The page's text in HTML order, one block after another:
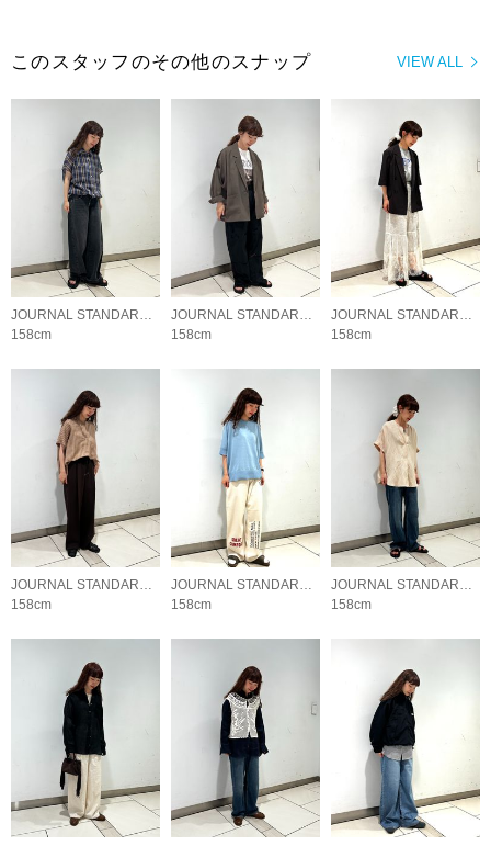
VIEW ALL
このスタッフのその他のスナップ
JOURNAL STANDARD LADYS
158cm
JOURNAL STANDARD LADYS
158cm
JOURNAL STANDARD LADYS
158cm
JOURNAL STANDARD LADYS
158cm
JOURNAL STANDARD LADYS
158cm
JOURNAL STANDARD LADYS
158cm